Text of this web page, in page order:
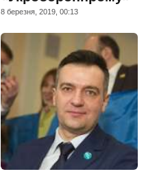
8 березня, 2019, 00:13